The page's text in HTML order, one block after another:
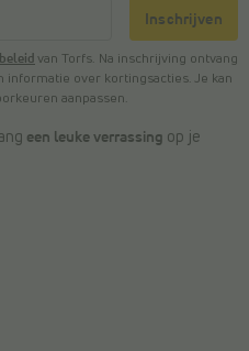
Inschrijven
van Torfs. Na inschrijving ontvang
over kortingsacties. Je kan
aanpassen.
een leuke verrassing op je